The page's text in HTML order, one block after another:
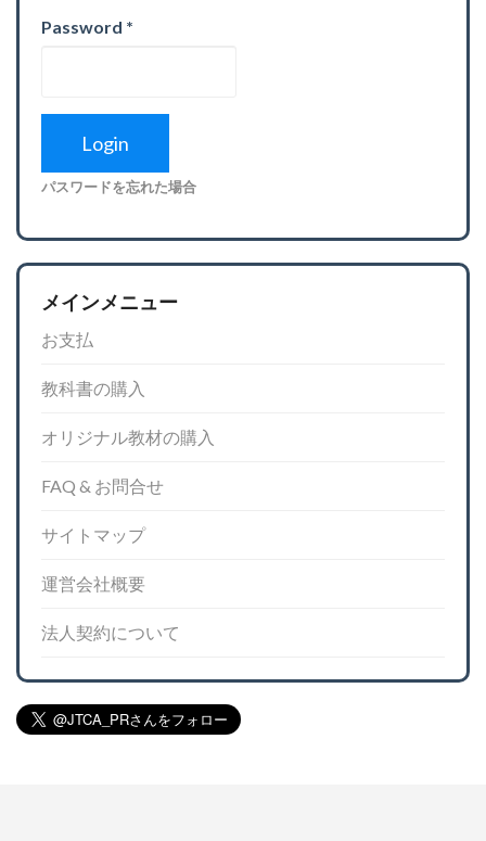
Password *
パスワードを忘れた場合
メインメニュー
お支払
教科書の購入
オリジナル教材の購入
FAQ & お問合せ
サイトマップ
運営会社概要
法人契約について